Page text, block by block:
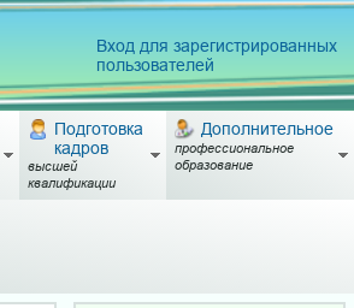
Вход для зарегистрированных
пользователей
Подготовка
кадров
высшей
квалификации
Дополнительное
профессиональное
образование